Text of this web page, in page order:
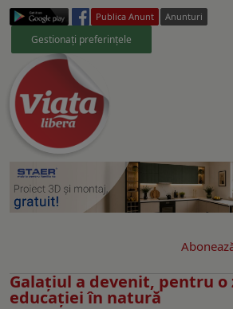
Publica Anunt Anunturi
Gestionați preferințele
Galațiul a devenit, pentru o
educației în natură